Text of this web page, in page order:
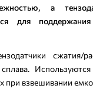
а
для
сжатия/
при взвешивании